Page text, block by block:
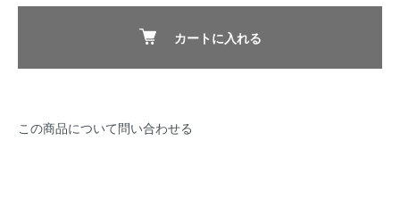
カートに入れる
この商品について問い合わせる